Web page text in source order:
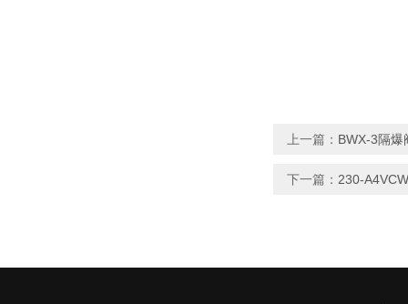
上一篇： BWX-3隔
下一篇： 230-